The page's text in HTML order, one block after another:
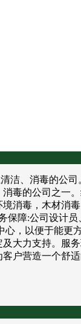
、消毒的公
毒的公司之
消毒，木材
障:公司设计
，以便于能
大力支持。服
户营造一个舒